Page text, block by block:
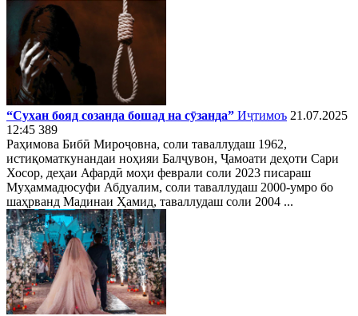
“Сухан бояд созанда бошад на сӯзанда” Иҷтимоъ 21.07.2025
12:45 389
Раҳимова Бибӣ Мироҷовна, соли таваллудаш 1962,
истиқоматкунандаи ноҳияи Балҷувон, Ҷамоати деҳоти Сари
Хосор, деҳаи Афардӣ моҳи феврали соли 2023 писараш
Муҳаммадюсуфи Абдуалим, соли таваллудаш 2000-умро бо
шаҳрванд Мадинаи Ҳамид, таваллудаш соли 2004 ...